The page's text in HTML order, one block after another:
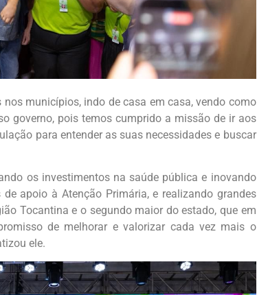
municípios, indo de casa em casa, vendo como
governo, pois temos cumprido a missão de ir aos
para entender as suas necessidades e buscar
os investimentos na saúde pública e inovando
apoio à Atenção Primária, e realizando grandes
Tocantina e o segundo maior do estado, que em
de melhorar e valorizar cada vez mais o
ele.